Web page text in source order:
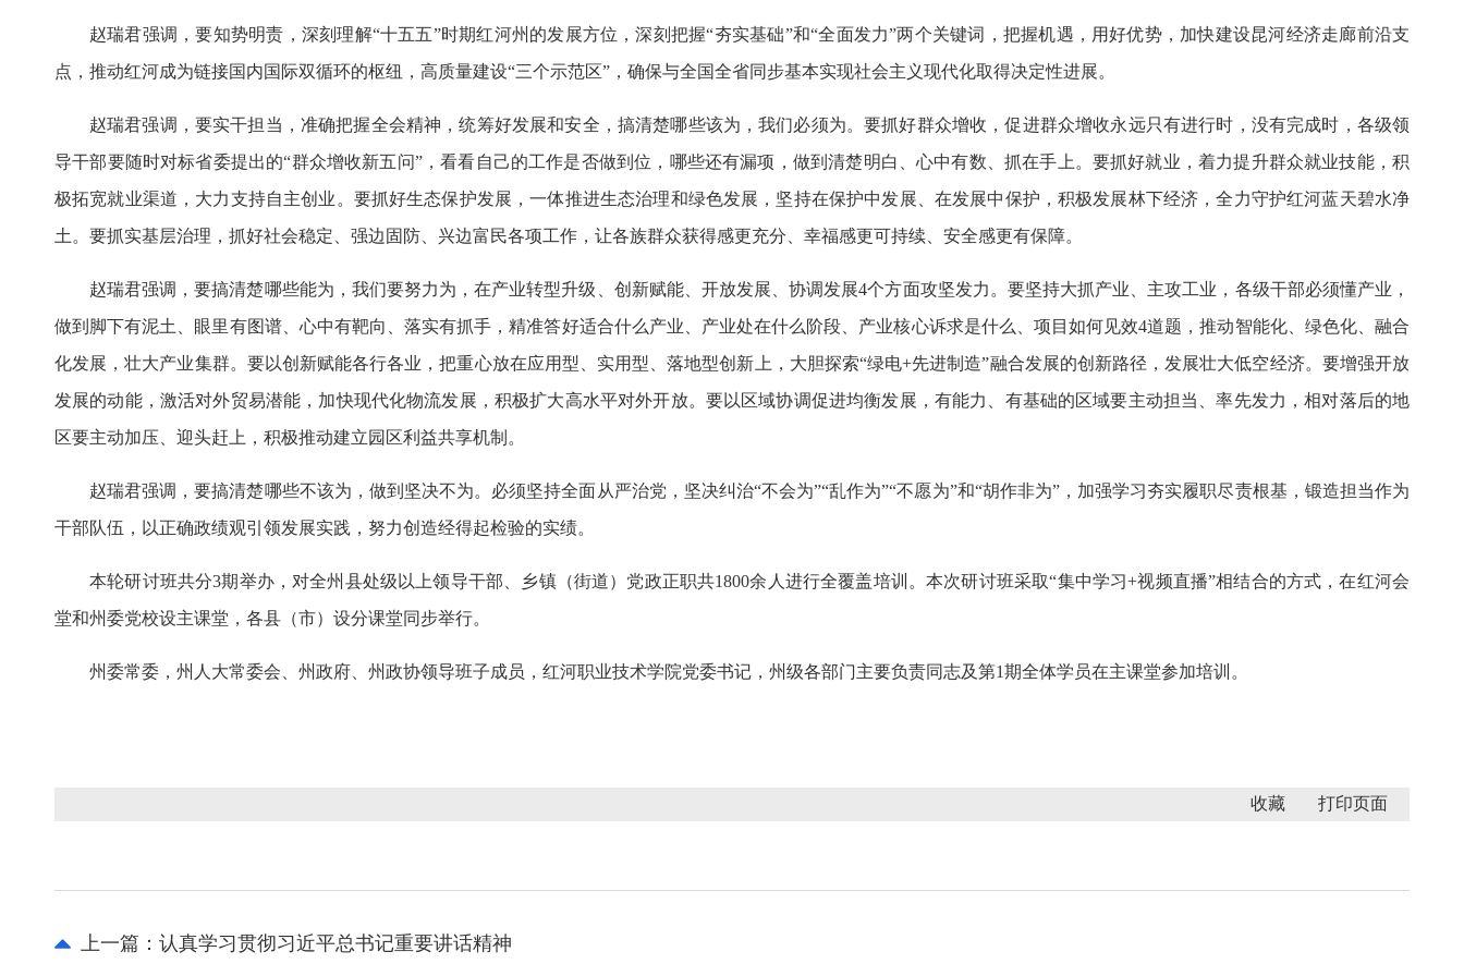
赵瑞君强调，要知势明责，深刻理解“十五五”时期红河州的发展方位，深刻把握“夯实基础”和“全面发力”两个关键词，把握机遇，用好优势，加快建设昆河经济走廊前沿支
点，推动红河成为链接国内国际双循环的枢纽，高质量建设“三个示范区”，确保与全国全省同步基本实现社会主义现代化取得决定性进展。
赵瑞君强调，要实干担当，准确把握全会精神，统筹好发展和安全，搞清楚哪些该为，我们必须为。要抓好群众增收，促进群众增收永远只有进行时，没有完成时，各级领
导干部要随时对标省委提出的“群众增收新五问”，看看自己的工作是否做到位，哪些还有漏项，做到清楚明白、心中有数、抓在手上。要抓好就业，着力提升群众就业技能，积
极拓宽就业渠道，大力支持自主创业。要抓好生态保护发展，一体推进生态治理和绿色发展，坚持在保护中发展、在发展中保护，积极发展林下经济，全力守护红河蓝天碧水净
土。要抓实基层治理，抓好社会稳定、强边固防、兴边富民各项工作，让各族群众获得感更充分、幸福感更可持续、安全感更有保障。
赵瑞君强调，要搞清楚哪些能为，我们要努力为，在产业转型升级、创新赋能、开放发展、协调发展4个方面攻坚发力。要坚持大抓产业、主攻工业，各级干部必须懂产业，
做到脚下有泥土、眼里有图谱、心中有靶向、落实有抓手，精准答好适合什么产业、产业处在什么阶段、产业核心诉求是什么、项目如何见效4道题，推动智能化、绿色化、融合
化发展，壮大产业集群。要以创新赋能各行各业，把重心放在应用型、实用型、落地型创新上，大胆探索“绿电+先进制造”融合发展的创新路径，发展壮大低空经济。要增强开放
发展的动能，激活对外贸易潜能，加快现代化物流发展，积极扩大高水平对外开放。要以区域协调促进均衡发展，有能力、有基础的区域要主动担当、率先发力，相对落后的地
区要主动加压、迎头赶上，积极推动建立园区利益共享机制。
赵瑞君强调，要搞清楚哪些不该为，做到坚决不为。必须坚持全面从严治党，坚决纠治“不会为”“乱作为”“不愿为”和“胡作非为”，加强学习夯实履职尽责根基，锻造担当作为
干部队伍，以正确政绩观引领发展实践，努力创造经得起检验的实绩。
本轮研讨班共分3期举办，对全州县处级以上领导干部、乡镇（街道）党政正职共1800余人进行全覆盖培训。本次研讨班采取“集中学习+视频直播”相结合的方式，在红河会
堂和州委党校设主课堂，各县（市）设分课堂同步举行。
州委常委，州人大常委会、州政府、州政协领导班子成员，红河职业技术学院党委书记，州级各部门主要负责同志及第1期全体学员在主课堂参加培训。
收藏
上一篇： 认真学习贯彻习近平总书记重要讲话精神